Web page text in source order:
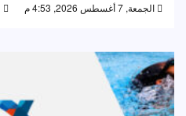
الجمعة, 7 أغسطس 2026, 4:53 م